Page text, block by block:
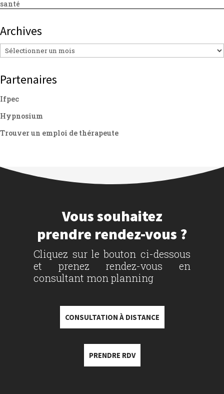
santé
Archives
Archives
Partenaires
Ifpec
Hypnosium
Trouver un emploi de thérapeute
Vous souhaitez
prendre rendez-vous ?
Cliquez sur le bouton ci-dessous
et prenez rendez-vous en
consultant mon planning
CONSULTATION À DISTANCE
PRENDRE RDV